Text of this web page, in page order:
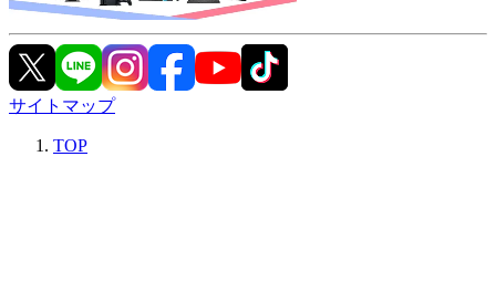
サイトマップ
TOP